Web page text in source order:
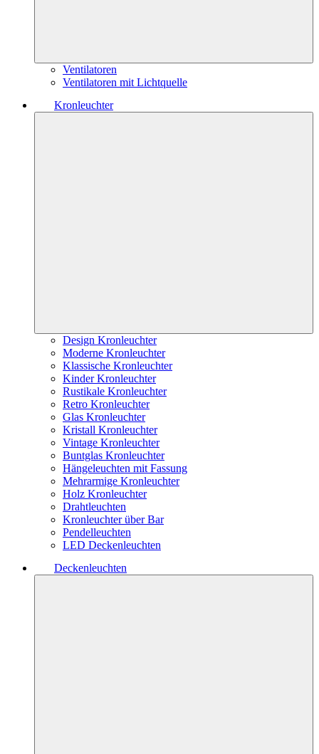
Ventilatoren
Ventilatoren mit Lichtquelle
Kronleuchter
Design Kronleuchter
Moderne Kronleuchter
Klassische Kronleuchter
Kinder Kronleuchter
Rustikale Kronleuchter
Retro Kronleuchter
Glas Kronleuchter
Kristall Kronleuchter
Vintage Kronleuchter
Buntglas Kronleuchter
Hängeleuchten mit Fassung
Mehrarmige Kronleuchter
Holz Kronleuchter
Drahtleuchten
Kronleuchter über Bar
Pendelleuchten
LED Deckenleuchten
Deckenleuchten